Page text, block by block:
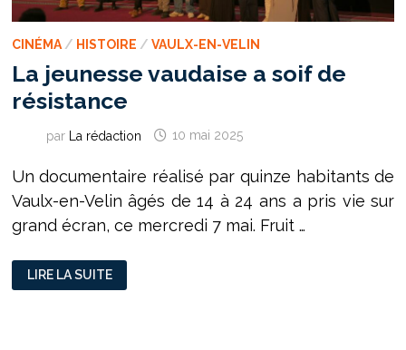
CINÉMA/ HISTOIRE / VAULX-EN-VELIN
La jeunesse vaudaise a soif de
résistance
par La rédaction 10 mai 2025
Un documentaire réalisé par quinze habitants de
Vaulx-en-Velin âgés de 14 à 24 ans a pris vie sur
grand écran, ce mercredi 7 mai. Fruit …
LA
JEUNESSE
VAUDAISE
LIRE LA SUITE